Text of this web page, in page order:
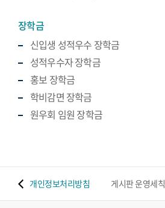
장학금
신입생 성적우수 장학금
성적우수자 장학금
홍보 장학금
학비감면 장학금
원우회 임원 장학금
개인정보처리방침 게시판 운영세칙